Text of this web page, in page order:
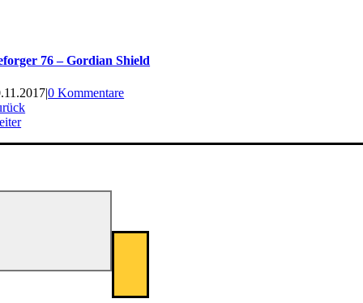
76 – Gordian Shield
|0 Kommentare